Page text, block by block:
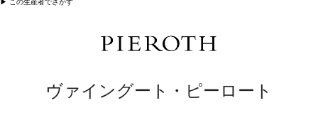
▶︎ この生産者でさがす
ヴァイングート・ピーロート